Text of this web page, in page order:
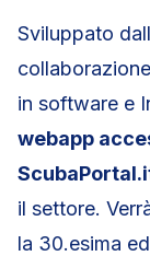
Sviluppato
in software e
webapp
il settore.
la 30.esima